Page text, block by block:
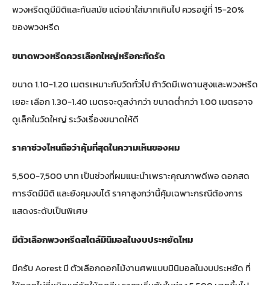
พวงหรีดดูมีมิติและทันสมัย แต่อย่าใส่มากเกินไป ควรอยู่ที่ 15-20%
ของพวงหรีด
ขนาดพวงหรีดควรเลือกใหญ่หรือกะทัดรัด
ขนาด 1.10-1.20 เมตรเหมาะกับวัดทั่วไป ถ้าวัดมีเพดานสูงและพวงหรีด
เยอะ เลือก 1.30-1.40 เมตรจะดูสง่ากว่า ขนาดต่ำกว่า 1.00 เมตรอาจ
ดูเล็กในวัดใหญ่ ระวังเรื่องขนาดให้ดี
ราคาช่วงไหนถือว่าคุ้มที่สุดในความเห็นของผม
5,500-7,500 บาท เป็นช่วงที่ผมแนะนำเพราะคุณภาพดีพอ ดอกสด
การจัดมีมิติ และยังคุมงบได้ ราคาสูงกว่านี้คุ้มเฉพาะกรณีต้องการ
แสดงระดับเป็นพิเศษ
มีตัวเลือกพวงหรีดสไตล์มินิมอลในงบประหยัดไหม
มีครับ Aorest มีตัวเลือกดอกไม้งานศพแบบมินิมอลในงบประหยัด ที่